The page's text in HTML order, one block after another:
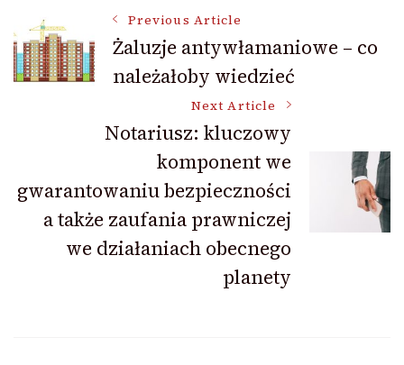
Post
Navigation
Previous Article
Żaluzje antywłamaniowe – co
należałoby wiedzieć
Next Article
Notariusz: kluczowy
komponent we
gwarantowaniu bezpieczności
a także zaufania prawniczej
we działaniach obecnego
planety